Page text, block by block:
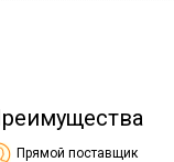
Прямой поставщик